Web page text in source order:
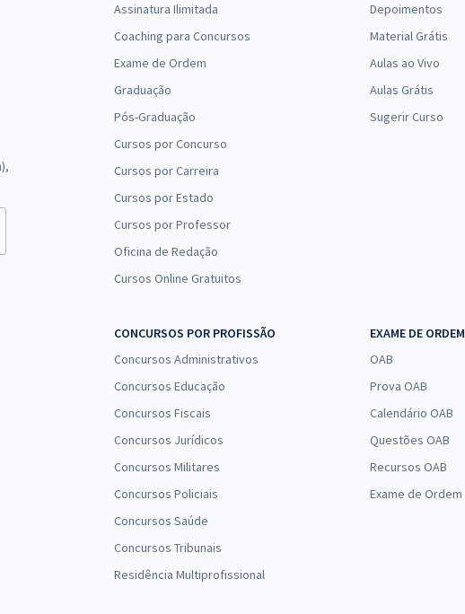
Assinatura Ilimitada
Coaching para Concursos
Exame de Ordem
Graduação
Pós-Graduação
Cursos por Concurso
Cursos por Carreira
Cursos por Estado
Cursos por Professor
Oficina de Redação
Cursos Online Gratuitos
Depoimentos
Material Grátis
Aulas ao Vivo
Aulas Grátis
Sugerir Curso
CONCURSOS POR PROFISSÃO
Concursos Administrativos
Concursos Educação
Concursos Fiscais
Concursos Jurídicos
Concursos Militares
Concursos Policiais
Concursos Saúde
Concursos Tribunais
Residência Multiprofissional
EXAME DE ORDEM
OAB
Prova OAB
Calendário OAB
Questões OAB
Recursos OAB
Exame de Ordem